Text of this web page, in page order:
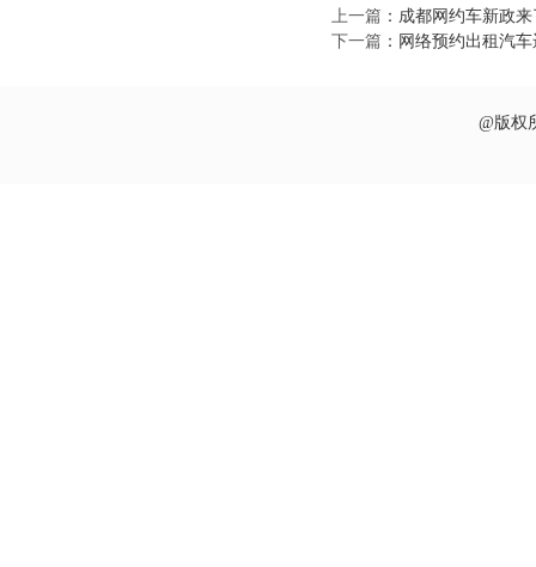
上一篇 ： 成都网约车新政
下一篇 ： 网络预约出租汽
@版权